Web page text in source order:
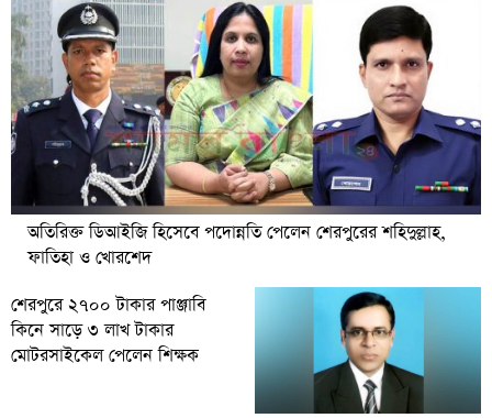
অতিরিক্ত ডিআইজি হিসেবে পদোন্নতি পেলেন শেরপুরের শহিদুল্লাহ,
ফাতিহা ও খোরশেদ
শেরপুরে ২৭০০ টাকার পাঞ্জাবি
কিনে সাড়ে ৩ লাখ টাকার
মোটরসাইকেল পেলেন শিক্ষক